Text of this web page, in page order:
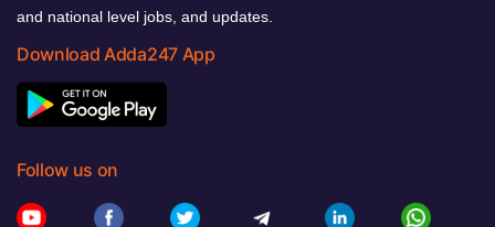
and national level jobs, and updates.
Download Adda247 App
Follow us on